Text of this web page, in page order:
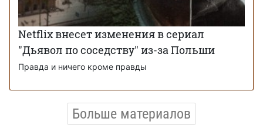
Netflix внесет изменения в сериал
"Дьявол по соседству" из-за Польши
Правда и ничего кроме правды
Больше материалов